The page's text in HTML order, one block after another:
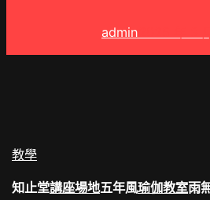
admin
教學
知止堂講座場地五年風瑜伽教室雨